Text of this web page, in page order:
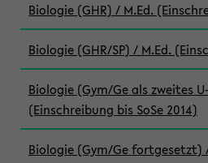
Biologie (GHR) / M.Ed.
Biologie (GHR/SP) / M.Ed.
Biologie (Gym/Ge als zweites
(Einschreibung bis SoSe 2014)
Biologie (Gym/Ge fortgesetzt)